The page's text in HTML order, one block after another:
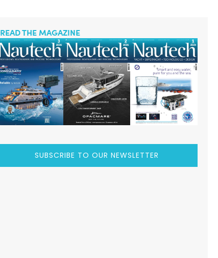
READ THE MAGAZINE
SUBSCRIBE TO OUR NEWSLETTER